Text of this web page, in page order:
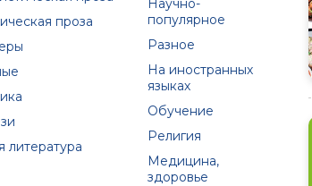
проза
литература
Научно-
популярное
Разное
На иностранных
языках
Обучение
Религия
Медицина,
здоровье